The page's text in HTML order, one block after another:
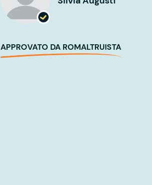
APPROVATO DA ROMALTRUISTA